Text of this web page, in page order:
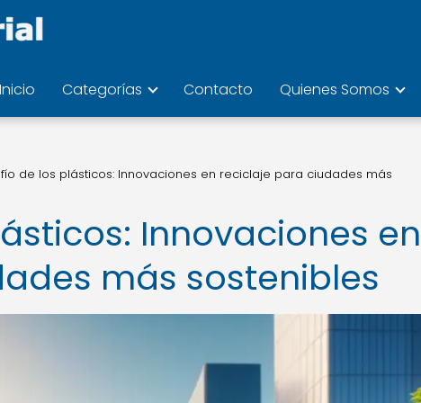
Inicio Categorías Contacto Quienes Somos
de los plásticos: Innovaciones en reciclaje para ciudades más
Innovaciones en
más sostenibles